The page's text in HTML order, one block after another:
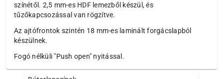
színétől. 2,5 mm-es HDF lemezből készül, és
tűzőkapcsozással van rögzítve.
Az ajtófrontok szintén 18 mm-es laminált forgácslapból
készülnek.
Fogó nélküli "Push open" nyitással.